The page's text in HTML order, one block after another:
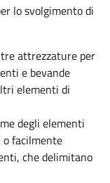
lo svolgimento di
attrezzature per
e bevande
elementi di
degli elementi
facilmente
che delimitano